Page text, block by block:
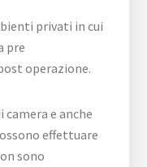
privati in cui
pre
operazione.
camera e anche
effettuare
sono